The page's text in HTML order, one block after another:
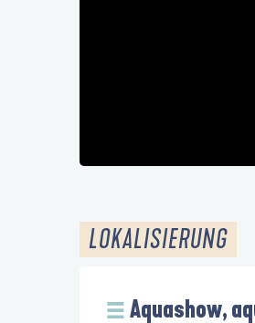
LOKALISIERUNG
Aquashow,